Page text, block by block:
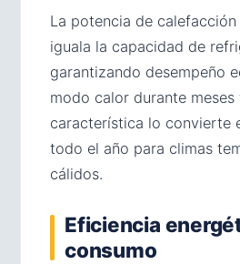
La potencia de calefacción
iguala la capacidad de
garantizando desempeño
modo calor durante meses
característica lo convierte
todo el año para climas
cálidos.
Eficiencia
consumo